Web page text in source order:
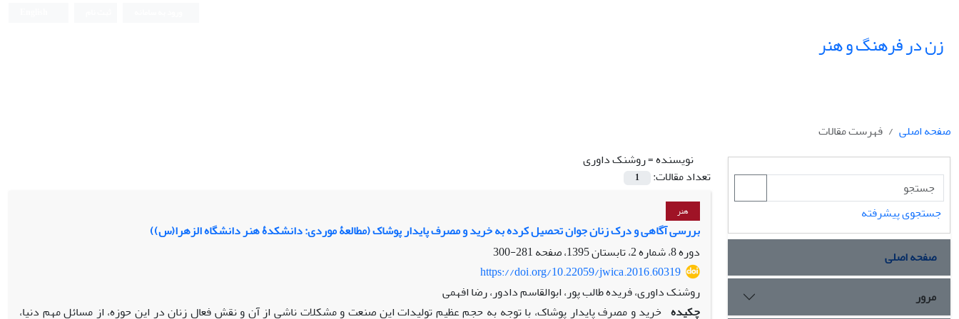
زن در فرهنگ و هنر
صفحه اصلی
فهرست مقالات
نویسنده =روشنک داوری
تعداد مقالات:
1
هنر
بررسی آگاهی و درک زنان جوان تحصیل کرده به خرید و مصرف پایدار پوشاک (مطالعۀ موردی: دانشکدۀ هنر دانشگاه الزهرا(س))
دوره 8، شماره 2، تابستان 1395، صفحه
281-300
https://doi.org/10.22059/jwica.2016.60319
روشنک داوری، فریده طالب پور، ابوالقاسم دادور، رضا افهمی
چکیده خرید و مصرف پایدار پوشاک، با توجه به حجم عظیم تولیدات این صنعت و مشکلات ناشی از آن و نقش فعال زنان در این حوزه، از مسائل مهم دنیا،
جستجوی پیشرفته
صفحه اصلی
مرور